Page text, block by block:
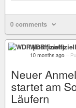
0 comments
WDR
10 months ago –
Neuer
startet am
Läufern